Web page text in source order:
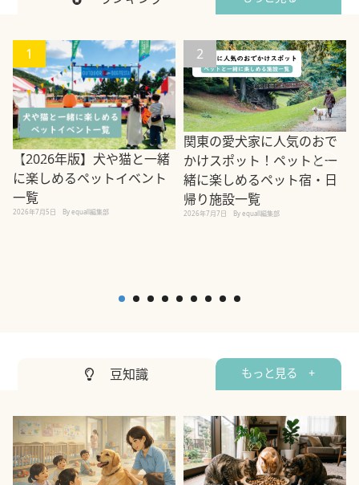
1
【2026年版】犬や猫と一緒
に楽しめるペットイベント
一覧
2026年7月5日 By equall編集部
2
関東の愛犬家に人気のおで
かけスポット！ペットと一
緒に楽しめるペット宿・日
帰り施設一覧
2026年7月7日 By equall編集部
豆知識 もっと見る +